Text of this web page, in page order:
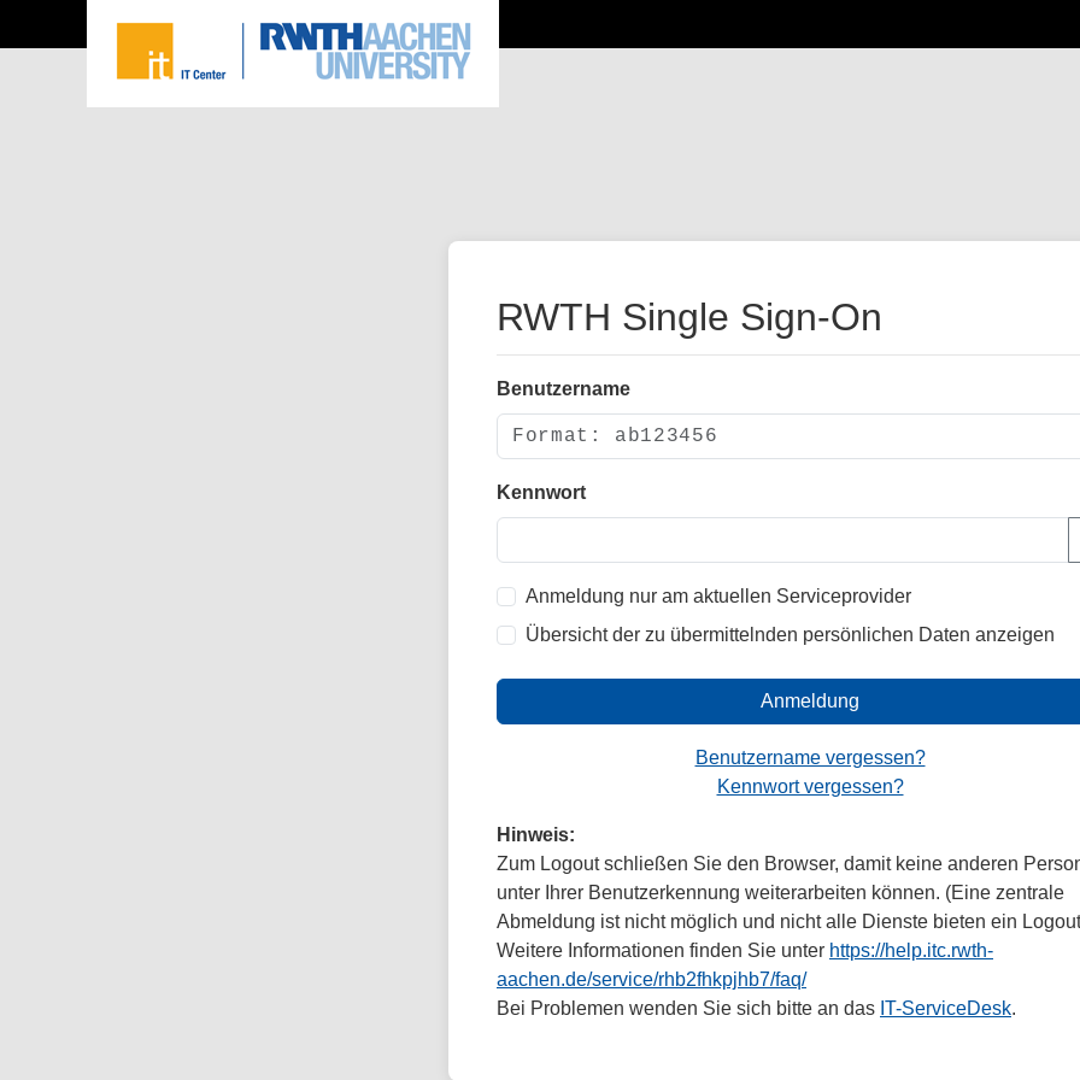
RWTH Single Sign-On
Benutzername
Kennwort
Anmeldung nur am aktuellen Serviceprovider
Übersicht der zu übermittelnden persönlichen Daten anzeigen
Anmeldung
Benutzername vergessen?
Kennwort vergessen?
Hinweis:
Zum Logout schließen Sie den Browser, damit keine anderen
unter Ihrer Benutzerkennung weiterarbeiten können. (Eine zentrale
Abmeldung ist nicht möglich und nicht alle Dienste bieten ein
Weitere Informationen finden Sie unter https://help.itc.rwth-
aachen.de/service/rhb2fhkpjhb7/faq/
Bei Problemen wenden Sie sich bitte an das IT-ServiceDesk.